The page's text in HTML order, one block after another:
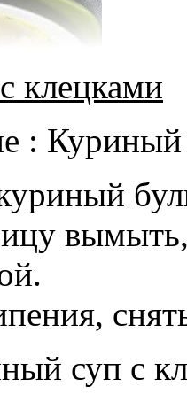
клецками
:
суп с